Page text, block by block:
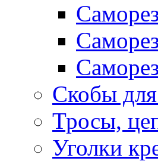
Скобы для
Тросы,
Уголки